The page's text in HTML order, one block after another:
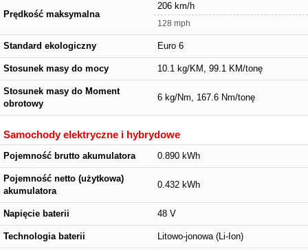
Prędkość maksymalna
206 km/h
128 mph
Standard ekologiczny Euro 6
Stosunek masy do mocy 10.1 kg/KM, 99.1 KM/tonę
Stosunek masy do Moment
obrotowy
6 kg/Nm, 167.6 Nm/tonę
Samochody elektryczne i hybrydowe
Pojemność brutto akumulatora 0.890 kWh
Pojemność netto (użytkowa)
akumulatora
0.432 kWh
Napięcie baterii 48 V
Technologia baterii Litowo-jonowa (Li-Ion)